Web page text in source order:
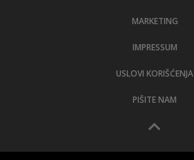
MARKETING
IMPRESSUM
USLOVI KORIŠĆENJA
PIŠITE NAM